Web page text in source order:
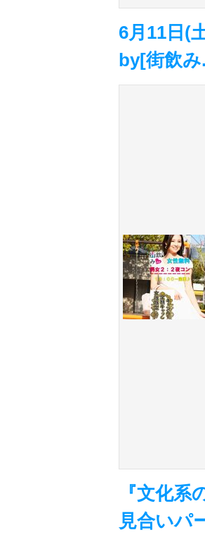
6月11日(
by[街飲
『文化
見合いパ